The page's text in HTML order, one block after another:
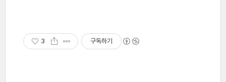
3 구독하기